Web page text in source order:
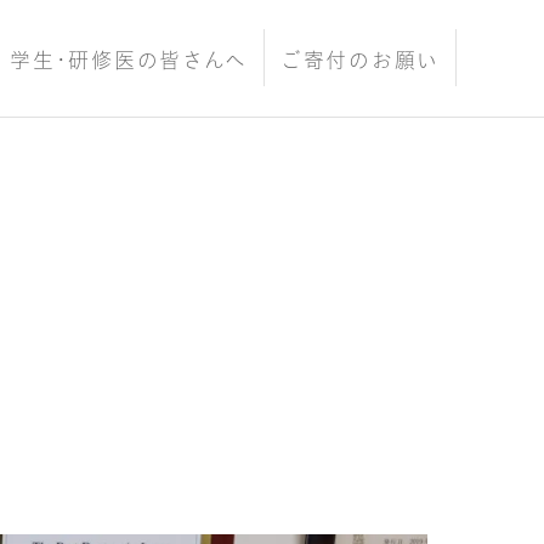
学生･研修医の皆さんへ ご寄付のお願い